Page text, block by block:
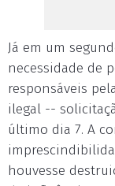
Já em um
necessidade de
responsáveis
ilegal --
último dia 7. A
houvesse